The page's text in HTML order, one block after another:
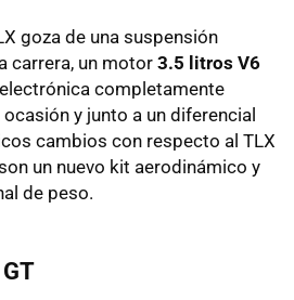
goza de una suspensión
carrera, un motor 3.5 litros V6
completamente
y junto a un diferencial
cambios con respecto al TLX
un nuevo kit aerodinámico y
de peso.